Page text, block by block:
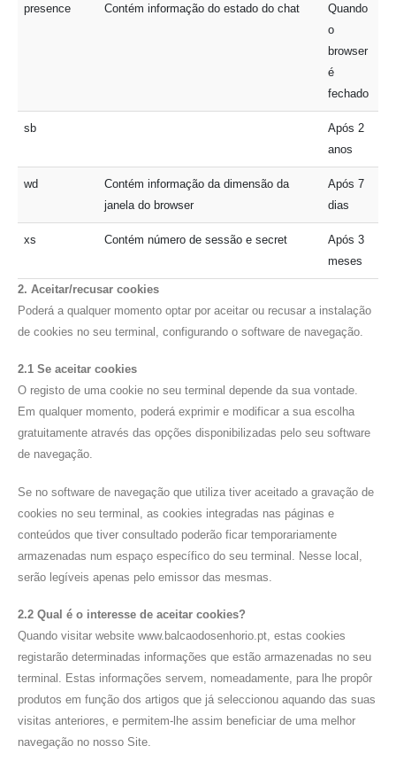
presence Contém informação do estado do chat
Quando
o
browser
é
fechado
sb
Após 2
anos
wd
Contém informação da dimensão da
janela do browser
Após 7
dias
xs Contém número de sessão e secret
Após 3
meses
2. Aceitar/recusar cookies
Poderá a qualquer momento optar por aceitar ou recusar a instalação
de cookies no seu terminal, configurando o software de navegação.
2.1 Se aceitar cookies
O registo de uma cookie no seu terminal depende da sua vontade.
Em qualquer momento, poderá exprimir e modificar a sua escolha
gratuitamente através das opções disponibilizadas pelo seu software
de navegação.
Se no software de navegação que utiliza tiver aceitado a gravação de
cookies no seu terminal, as cookies integradas nas páginas e
conteúdos que tiver consultado poderão ficar temporariamente
armazenadas num espaço específico do seu terminal. Nesse local,
serão legíveis apenas pelo emissor das mesmas.
2.2 Qual é o interesse de aceitar cookies?
Quando visitar website www.balcaodosenhorio.pt, estas cookies
registarão determinadas informações que estão armazenadas no seu
terminal. Estas informações servem, nomeadamente, para lhe propôr
produtos em função dos artigos que já seleccionou aquando das suas
visitas anteriores, e permitem-lhe assim beneficiar de uma melhor
navegação no nosso Site.